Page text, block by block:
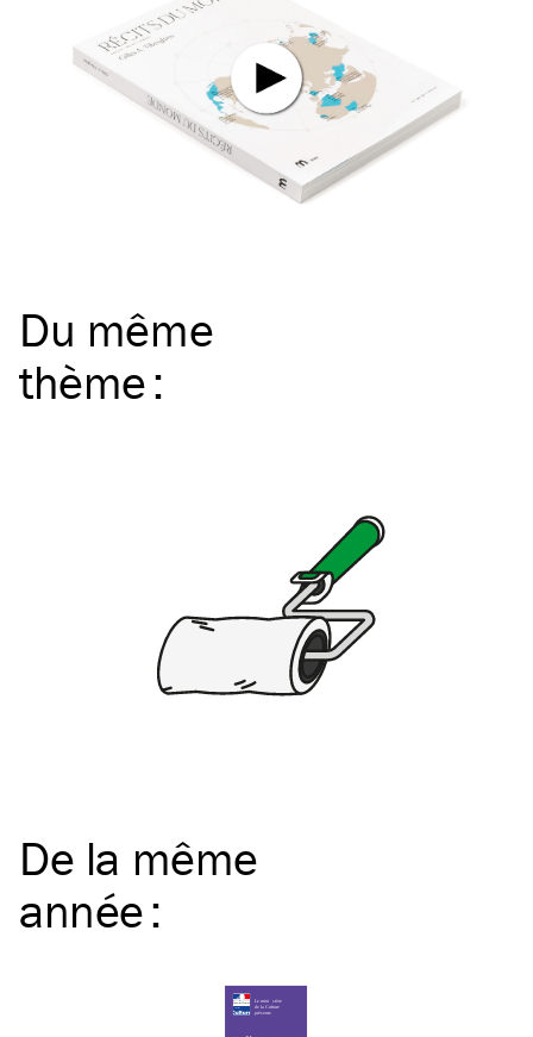
Du même
thème:
De la même
année: